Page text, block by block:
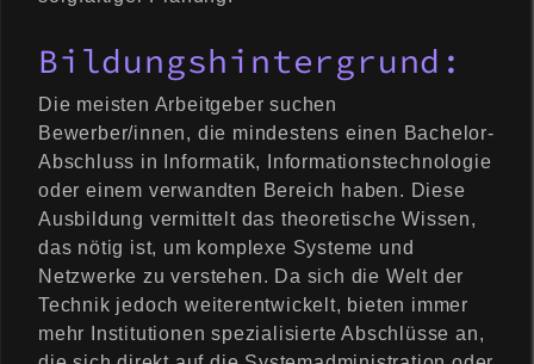
Bildungshintergrund:
Die meisten Arbeitgeber suchen
Bewerber/innen, die mindestens einen Bachelor-
Abschluss in Informatik, Informationstechnologie
oder einem verwandten Bereich haben. Diese
Ausbildung vermittelt das theoretische Wissen,
das nötig ist, um komplexe Systeme und
Netzwerke zu verstehen. Da sich die Welt der
Technik jedoch weiterentwickelt, bieten immer
mehr Institutionen spezialisierte Abschlüsse an,